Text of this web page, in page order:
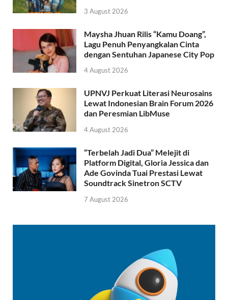
3 August 2026
Maysha Jhuan Rilis “Kamu Doang”,
Lagu Penuh Penyangkalan Cinta
dengan Sentuhan Japanese City Pop
4 August 2026
UPNVJ Perkuat Literasi Neurosains
Lewat Indonesian Brain Forum 2026
dan Peresmian LibMuse
4 August 2026
“Terbelah Jadi Dua” Melejit di
Platform Digital, Gloria Jessica dan
Ade Govinda Tuai Prestasi Lewat
Soundtrack Sinetron SCTV
7 August 2026